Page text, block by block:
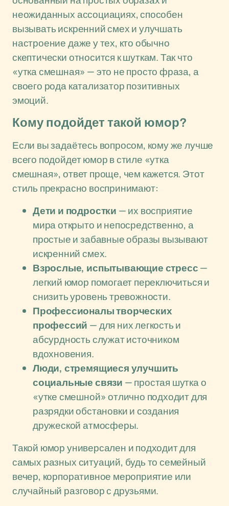
неожиданных ассоциациях, способен
вызывать искренний смех и улучшать
настроение даже у тех, кто обычно
скептически относится к шуткам. Так что
«утка смешная» — это не просто фраза, а
своего рода катализатор позитивных
эмоций.
Кому подойдет такой юмор?
Если вы задаётесь вопросом, кому же лучше
всего подойдет юмор в стиле «утка
смешная», ответ проще, чем кажется. Этот
стиль прекрасно воспринимают:
Дети и подростки — их восприятие
мира открыто и непосредственно, а
простые и забавные образы вызывают
искренний смех.
Взрослые, испытывающие стресс—
легкий юмор помогает переключиться и
снизить уровень тревожности.
Профессионалы творческих
профессий — для них легкость и
абсурдность служат источником
вдохновения.
Люди, стремящиеся улучшить
социальные связи — простая шутка о
«утке смешной» отлично подходит для
разрядки обстановки и создания
дружеской атмосферы.
Такой юмор универсален и подходит для
самых разных ситуаций, будь то семейный
вечер, корпоративное мероприятие или
случайный разговор с друзьями.